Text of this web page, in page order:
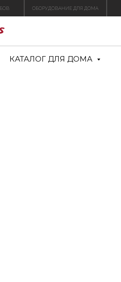
ОБОРУДОВАНИЕ ДЛЯ ДОМА
КАТАЛОГ ДЛЯ ДОМА